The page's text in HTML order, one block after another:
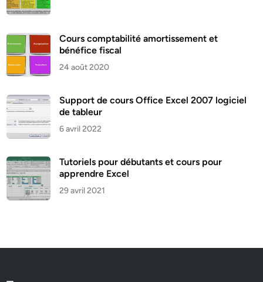
Cours comptabilité amortissement et
bénéfice fiscal
24 août 2020
Support de cours Office Excel 2007 logiciel
de tableur
6 avril 2022
Tutoriels pour débutants et cours pour
apprendre Excel
29 avril 2021